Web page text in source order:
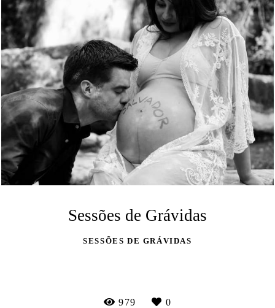
Sessões de Grávidas
SESSÕES DE GRÁVIDAS
979 0